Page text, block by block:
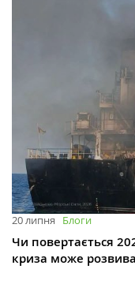
20 липня Блоги
Чи повертається
криза може